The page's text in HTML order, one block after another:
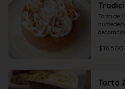
(14cm)
Torta de
$16.500
Torta